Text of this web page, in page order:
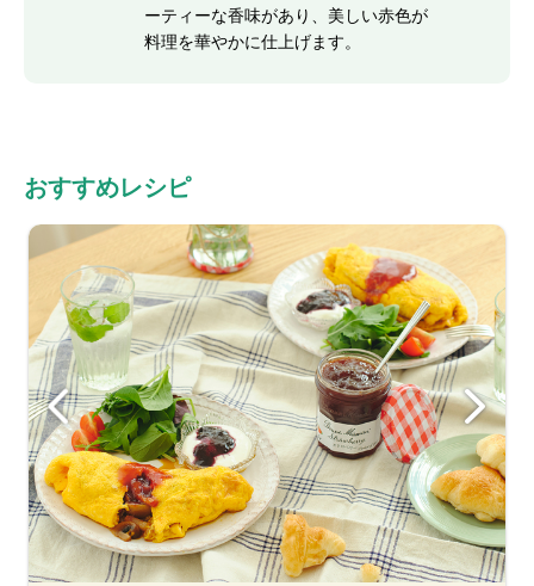
ーティーな香味があり、美しい赤色が
料理を華やかに仕上げます。
おすすめレシピ